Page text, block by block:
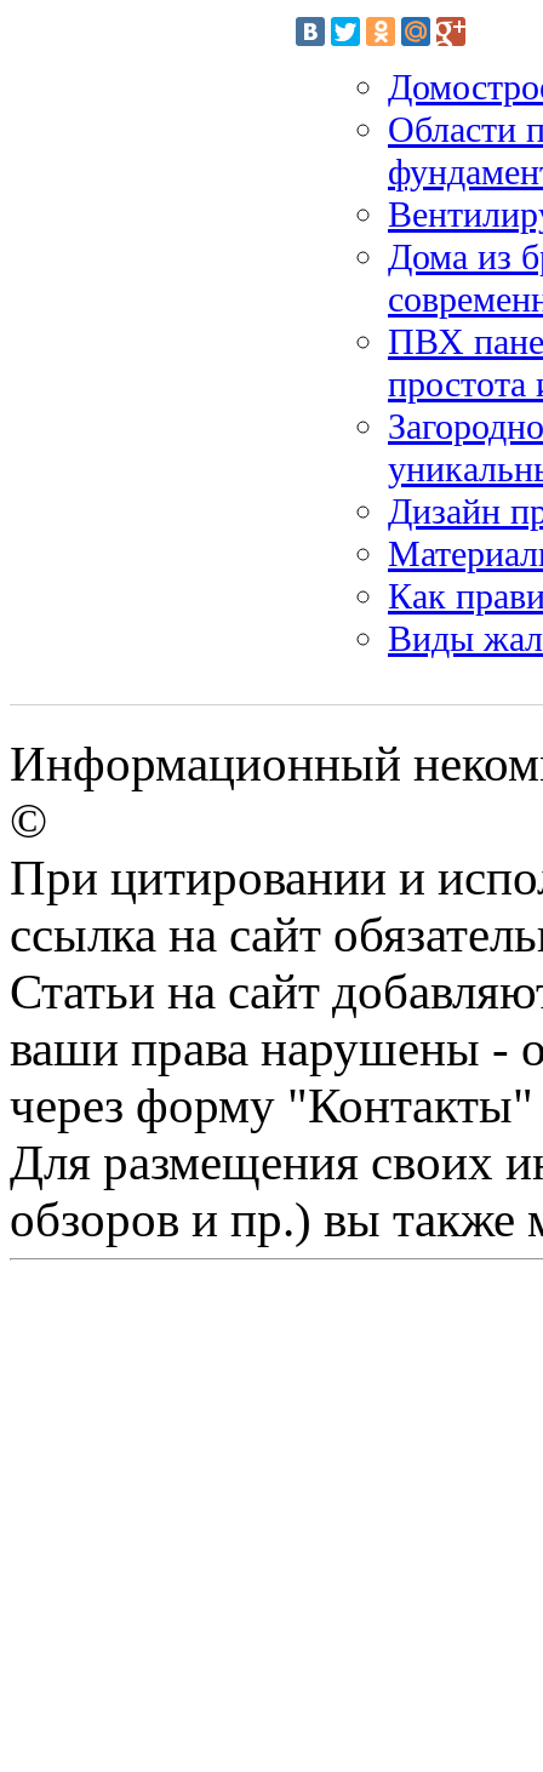
Области
Дома из
ПВХ
простота
Дизайн
Как
Виды
Информационный
©
При цитировании и
ссылка на сайт
Статьи на сайт
ваши права нарушены -
через форму "Контакты"
Для размещения своих
обзоров и пр.) вы также